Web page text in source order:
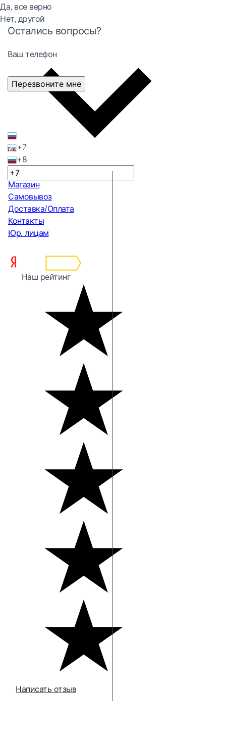
Да, все верно
Нет, другой
Остались вопросы?
Ваш телефон
+7
+8
Перезвоните мне
Магазин
Самовывоз
Доставка/Оплата
Контакты
Юр. лицам
Наш рейтинг
Написать отзыв